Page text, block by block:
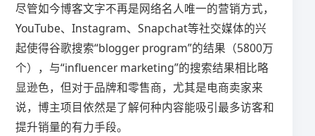
尽管如今博客文字不再是网络名人唯一的营销方式，
YouTube、Instagram、Snapchat等社交媒体的兴
起使得谷歌搜索“blogger program”的结果（5800万
个），与“influencer marketing”的搜索结果相比略
显逊色，但对于品牌和零售商，尤其是电商卖家来
说，博主项目依然是了解何种内容能吸引最多访客和
提升销量的有力手段。